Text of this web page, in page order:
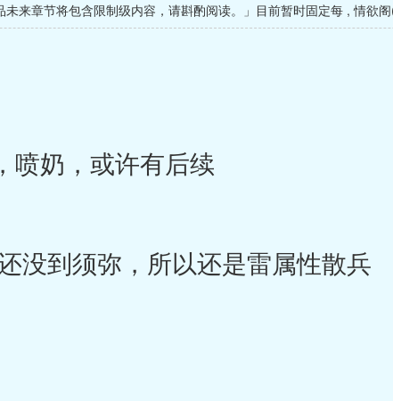
来章节将包含限制级内容，请斟酌阅读。」目前暂时固定每 ,情欲
奶，或许有后续
没到须弥，所以还是雷属性散兵